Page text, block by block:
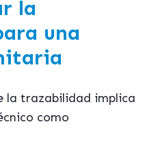
la
una
la trazabilidad implica
como